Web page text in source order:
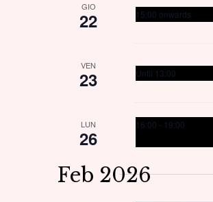
GIO
22 15:00 onwards
VEN
23 Until 13:00
LUN
26
16:00 - 19:00
Feb 2026